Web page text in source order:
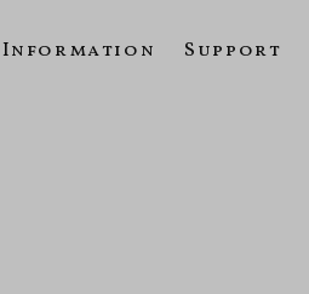
Information Support